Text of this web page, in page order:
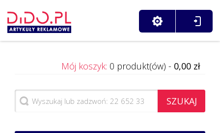
Mój koszyk: 0 produkt(ów) - 0,00 zł
SZUKAJ